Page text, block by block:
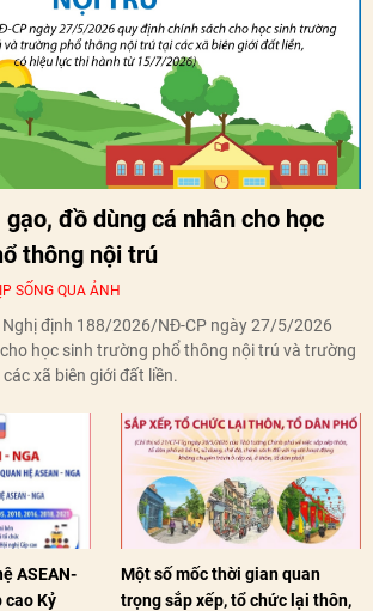
đồ dùng cá nhân cho học
thông nội trú
SỐNG QUA ẢNH
Nghị định 188/2026/NĐ-CP ngày 27/5/2026
học sinh trường phổ thông nội trú và trường
xã biên giới đất liền.
ASEAN-
cao Kỷ
Một số mốc thời gian quan
trọng sắp xếp, tổ chức lại thôn,